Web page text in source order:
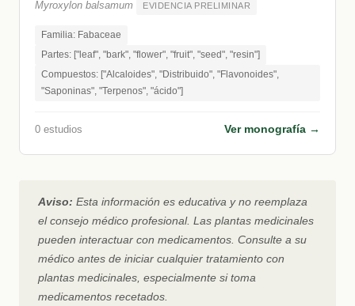
Myroxylon balsamum EVIDENCIA PRELIMINAR
Familia: Fabaceae
Partes: ["leaf", "bark", "flower", "fruit", "seed", "resin"]
Compuestos: ["Alcaloides", "Distribuido", "Flavonoides",
"Saponinas", "Terpenos", "ácido"]
0 estudios Ver monografía →
Aviso: Esta información es educativa y no reemplaza
el consejo médico profesional. Las plantas medicinales
pueden interactuar con medicamentos. Consulte a su
médico antes de iniciar cualquier tratamiento con
plantas medicinales, especialmente si toma
medicamentos recetados.